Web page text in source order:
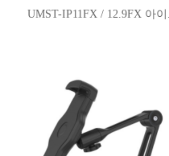
UMST-IP11FX / 12.9FX 아이..